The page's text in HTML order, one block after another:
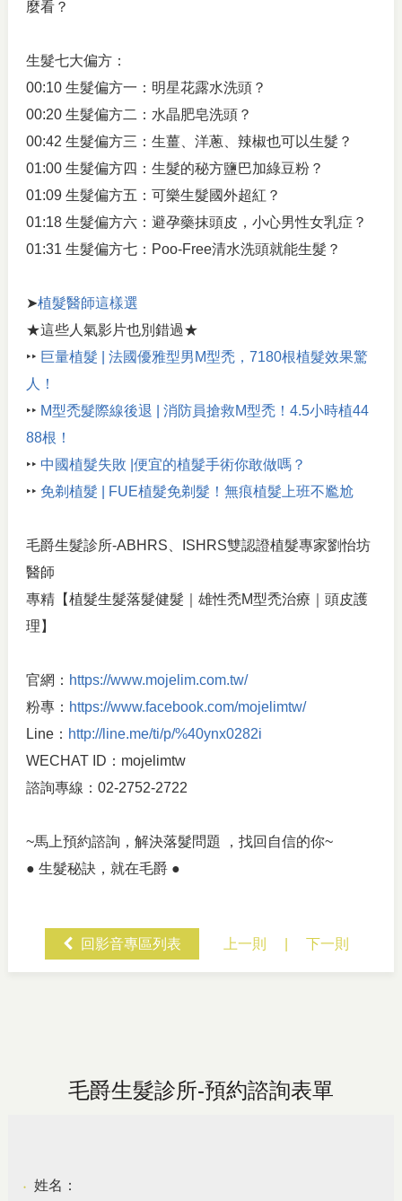
麼看？
生髮七大偏方：
00:10 生髮偏方一：明星花露水洗頭？
00:20 生髮偏方二：水晶肥皂洗頭？
00:42 生髮偏方三：生薑、洋蔥、辣椒也可以生髮？
01:00 生髮偏方四：生髮的秘方鹽巴加綠豆粉？
01:09 生髮偏方五：可樂生髮國外超紅？
01:18 生髮偏方六：避孕藥抹頭皮，小心男性女乳症？
01:31 生髮偏方七：Poo-Free清水洗頭就能生髮？
➤植髮醫師這樣選
★這些人氣影片也別錯過★
‣‣ 巨量植髮 | 法國優雅型男M型禿，7180根植髮效果驚
人！
‣‣ M型禿髮際線後退 | 消防員搶救M型禿！4.5小時植44
88根！
‣‣ 中國植髮失敗 |便宜的植髮手術你敢做嗎？
‣‣ 免剃植髮 | FUE植髮免剃髮！無痕植髮上班不尷尬
毛爵生髮診所-ABHRS、ISHRS雙認證植髮專家劉怡坊
醫師
專精【植髮生髮落髮健髮｜雄性禿M型禿治療｜頭皮護
理】
官網： https://www.mojelim.com.tw/
粉專： https://www.facebook.com/mojelimtw/
Line： http://line.me/ti/p/%40ynx0282i
WECHAT ID：mojelimtw
諮詢專線：02-2752-2722
~馬上預約諮詢，解決落髮問題 ，找回自信的你~
● 生髮秘訣，就在毛爵 ●
回影音專區列表 上一則 |下一則
毛爵生髮診所-預約諮詢表單
● 姓名：